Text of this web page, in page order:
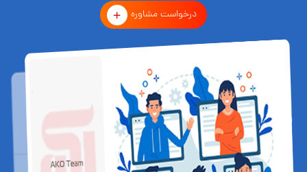
درخواست مشاوره